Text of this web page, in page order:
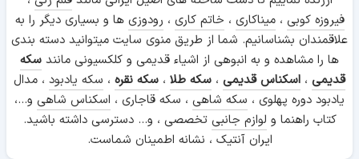
فیروزه کوبی ،میناکاری ، خاتم کاری ، رودوزی ها و بسیاری دیگر را به
علاقمندان بشناسانیم. شما از طریق منوی سایت میتوانید دسته بندی
ها را مشاهده و به انبوهی از اشیاء قدیمی و کلکسیونی مانند سکه
قدیمی ، اسکناس قدیمی ، سکه طلا ، سکه نقره ، سکه یادبود ، مدال
یادبود دوره پهلوی ، سکه شاهی ، سکه قاجاری ، اسکناس شاهی و...،
کتاب راهنما و لوازم جانبی تخصصی ، و... دسترسی داشته باشید.
ایران آنتیک ، نشانه اطمینان شماست.